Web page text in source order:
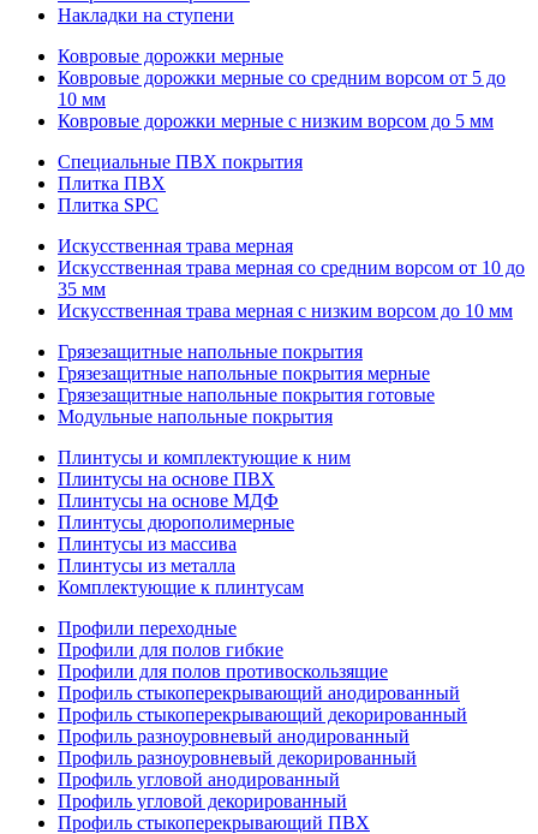
Накладки на ступени
Ковровые дорожки мерные
Ковровые дорожки мерные со средним ворсом от 5 до
10 мм
Ковровые дорожки мерные с низким ворсом до 5 мм
Специальные ПВХ покрытия
Плитка ПВХ
Плитка SPC
Искуccтвенная трава мерная
Искусственная трава мерная со средним ворсом от 10 до
35 мм
Искусственная трава мерная с низким ворсом до 10 мм
Грязезащитные напольные покрытия
Грязезащитные напольные покрытия мерные
Грязезащитные напольные покрытия готовые
Модульные напольные покрытия
Плинтусы и комплектующие к ним
Плинтусы на основе ПВХ
Плинтусы на основе МДФ
Плинтусы дюрополимерные
Плинтусы из массива
Плинтусы из металла
Комплектующие к плинтусам
Профили переходные
Профили для полов гибкие
Профили для полов противоскользящие
Профиль стыкоперекрывающий анодированный
Профиль стыкоперекрывающий декорированный
Профиль разноуровневый анодированный
Профиль разноуровневый декорированный
Профиль угловой анодированный
Профиль угловой декорированный
Профиль стыкоперекрывающий ПВХ